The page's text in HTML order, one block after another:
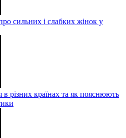
сильних і слабких жінок у
в різних країнах та як пояснюють